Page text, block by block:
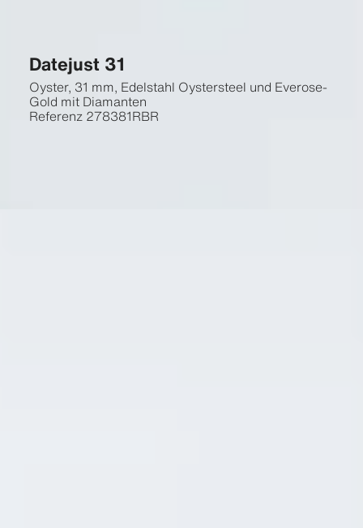
Datejust 31
Oyster, 31 mm, Edelstahl Oystersteel und Everose-
Gold mit Diamanten
Referenz 278381RBR